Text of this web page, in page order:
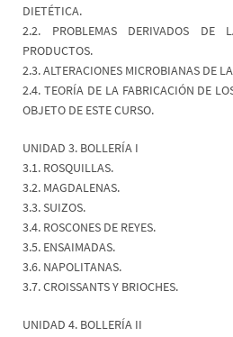
DIETÉTICA.
2.2. PROBLEMAS DERIVADOS DE
PRODUCTOS.
2.3. ALTERACIONES MICROBIANAS DE
2.4. TEORÍA DE LA FABRICACIÓN DE
OBJETO DE ESTE CURSO.
UNIDAD 3. BOLLERÍA I
3.1. ROSQUILLAS.
3.2. MAGDALENAS.
3.3. SUIZOS.
3.4. ROSCONES DE REYES.
3.5. ENSAIMADAS.
3.6. NAPOLITANAS.
3.7. CROISSANTS Y BRIOCHES.
UNIDAD 4. BOLLERÍA II